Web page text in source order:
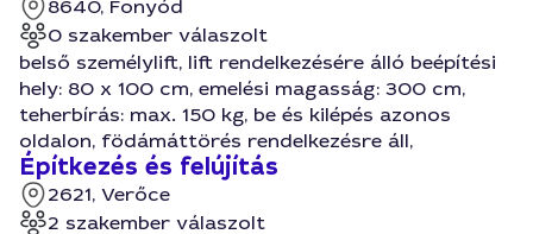
8640, Fonyód
0 szakember válaszolt
belső személylift, lift rendelkezésére álló beépítési
hely: 80 x 100 cm, emelési magasság: 300 cm,
teherbírás: max. 150 kg, be és kilépés azonos
oldalon, födámáttörés rendelkezésre áll,
Építkezés és felújítás
2621, Verőce
2 szakember válaszolt